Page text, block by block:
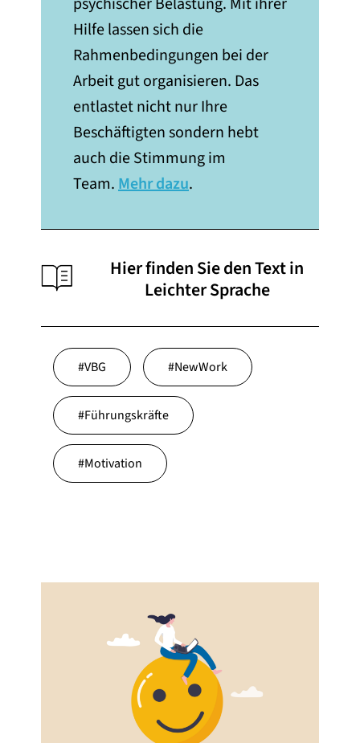
Hilfe lassen sich die
Rahmenbedingungen bei der
Arbeit gut organisieren. Das
entlastet nicht nur Ihre
Beschäftigten sondern hebt
auch die Stimmung im
Team.Mehr dazu.
Hier finden Sie den Text in
Leichter Sprache
#VBG #NewWork
#Führungskräfte
#Motivation